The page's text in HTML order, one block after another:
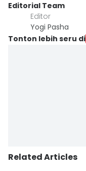
Editorial Team
Editor
Yogi Pasha
Tonton lebih seru di
Related Articles